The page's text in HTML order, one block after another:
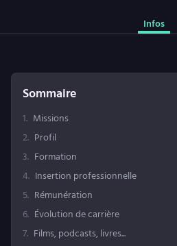
Infos
Sommaire
1. Missions
2. Profil
3. Formation
4. Insertion professionnelle
5. Rémunération
6. Évolution de carrière
7. Films, podcasts, livres...